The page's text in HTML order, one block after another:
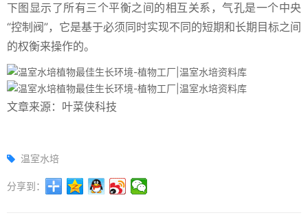
下图显示了所有三个平衡之间的相互关系，气孔是一个中央
“控制阀”，它是基于必须同时实现不同的短期和长期目标之间
的权衡来操作的。
文章来源：叶菜侠科技
温室水培
分享到：